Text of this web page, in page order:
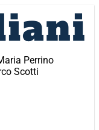
Perrino
Scotti